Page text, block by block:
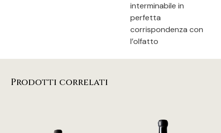
interminabile in
perfetta
corrispondenza con
l’olfatto
Prodotti correlati